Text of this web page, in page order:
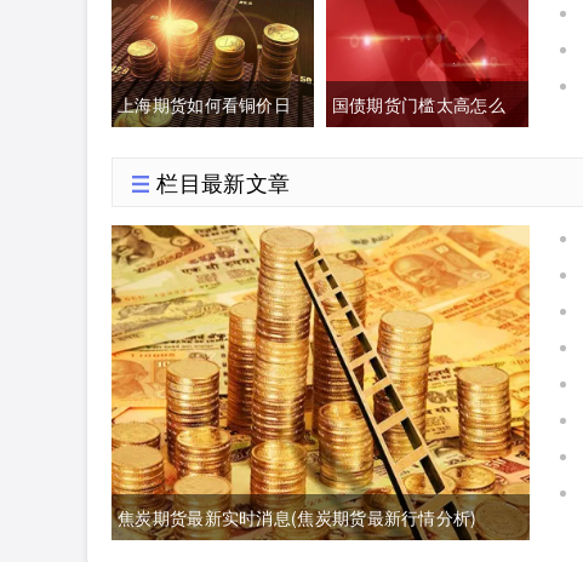
交易是指交易双方)
上海期货如何看铜价日
国债期货门槛太高怎么
栏目最新文章
焦炭期货最新实时消息(焦炭期货最新行情分析)